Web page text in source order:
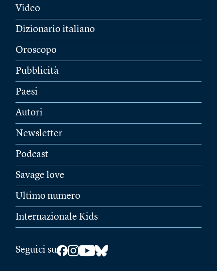
Video
Dizionario italiano
Oroscopo
Pubblicità
Paesi
Autori
Newsletter
Podcast
Savage love
Ultimo numero
Internazionale Kids
Seguici su